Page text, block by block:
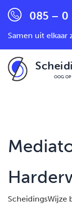
085 – 0
Samen uit elkaar
OOG OP
ScheidingsWijze